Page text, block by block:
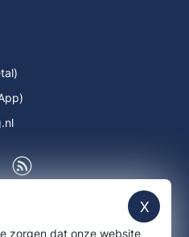
X
zorgen dat onze website